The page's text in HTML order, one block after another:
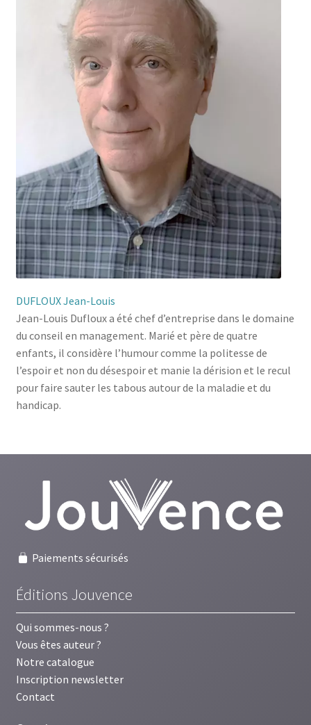
DUFLOUX Jean-Louis
Jean-Louis Dufloux a été chef d’entreprise dans le domaine
du conseil en management. Marié et père de quatre
enfants, il considère l’humour comme la politesse de
l’espoir et non du désespoir et manie la dérision et le recul
pour faire sauter les tabous autour de la maladie et du
handicap.
Paiements sécurisés
Éditions Jouvence
Qui sommes-nous ?
Vous êtes auteur ?
Notre catalogue
Inscription newsletter
Contact